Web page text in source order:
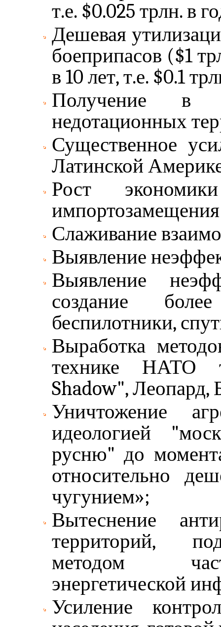
т.е. $0.025 трлн. в
Дешевая
боеприпасов ($1
в 10 лет, т.е. $0.1
Получение в
недотационных
Существенное
Латинской
Рост
Слаживание
Выявление
Выявление
создание
беспилотники,
Выработка
технике НАТО
Shadow", Леопард,
Уничтожение
идеологией
русню" до
относительно
чугунием»;
Вытеснение
территорий,
методом
энергетической
Усиление